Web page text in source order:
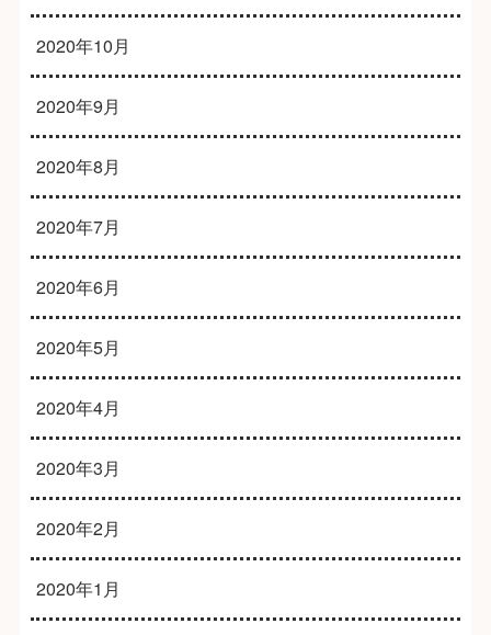
2020年10月
2020年9月
2020年8月
2020年7月
2020年6月
2020年5月
2020年4月
2020年3月
2020年2月
2020年1月